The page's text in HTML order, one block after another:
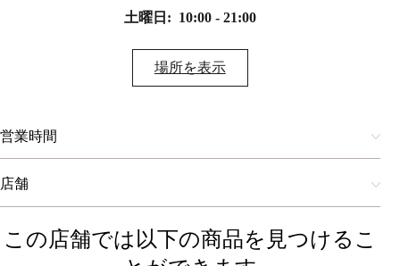
土曜日: 10:00 - 21:00
場所を表示​
営業時間
店舗
この店舗では以下の商品を見つけるこ